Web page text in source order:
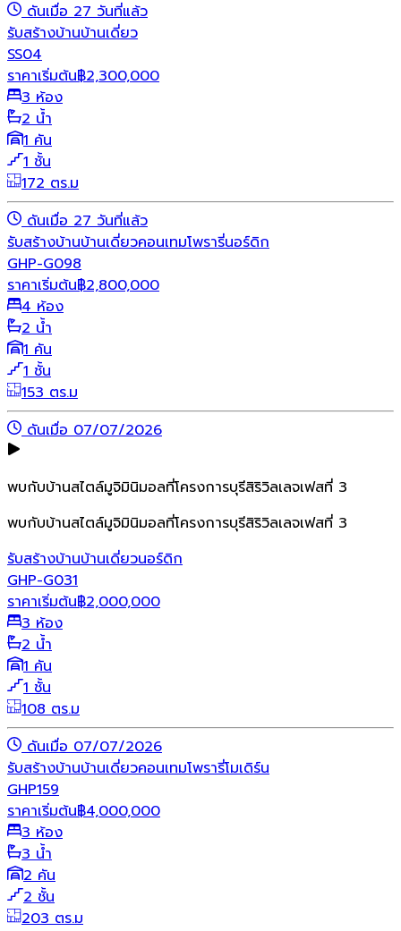
ดันเมื่อ 27 วันที่แล้ว
รับสร้างบ้านบ้านเดี่ยว
SS04
ราคาเริ่มต้น฿2,300,000
3 ห้อง
2 น้ำ
1 คัน
1 ชั้น
172 ตร.ม
ดันเมื่อ 27 วันที่แล้ว
รับสร้างบ้านบ้านเดี่ยวคอนเทมโพรารี่นอร์ดิก
GHP-G098
ราคาเริ่มต้น฿2,800,000
4 ห้อง
2 น้ำ
1 คัน
1 ชั้น
153 ตร.ม
ดันเมื่อ 07/07/2026
พบกับบ้านสไตล์มูจิมินิมอลที่โครงการบุรีสิริวิลเลจเฟสที่ 3
พบกับบ้านสไตล์มูจิมินิมอลที่โครงการบุรีสิริวิลเลจเฟสที่ 3
รับสร้างบ้านบ้านเดี่ยวนอร์ดิก
GHP-G031
ราคาเริ่มต้น฿2,000,000
3 ห้อง
2 น้ำ
1 คัน
1 ชั้น
108 ตร.ม
ดันเมื่อ 07/07/2026
รับสร้างบ้านบ้านเดี่ยวคอนเทมโพรารี่โมเดิร์น
GHP159
ราคาเริ่มต้น฿4,000,000
3 ห้อง
3 น้ำ
2 คัน
2 ชั้น
203 ตร.ม